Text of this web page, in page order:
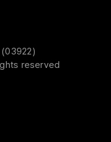
(03922)
reserved